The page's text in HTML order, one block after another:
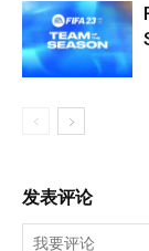
发表评论